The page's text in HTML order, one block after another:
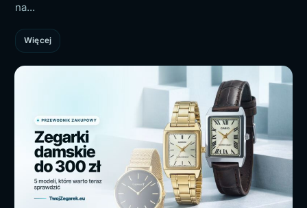
na...
Więcej